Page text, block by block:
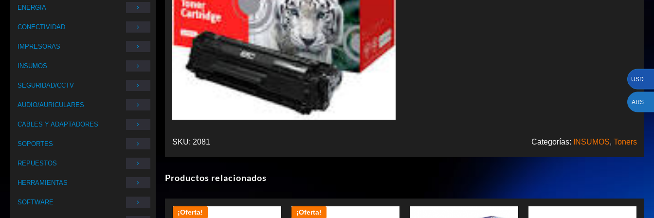
ENERGIA
CONECTIVIDAD
IMPRESORAS
INSUMOS
SEGURIDAD/CCTV
AUDIO/AURICULARES
CABLES Y ADAPTADORES
SOPORTES
REPUESTOS
HERRAMIENTAS
SOFTWARE
SKU: 2081 Categorías: INSUMOS, Toners
Productos relacionados
¡Oferta! ¡Oferta!
USD
ARS